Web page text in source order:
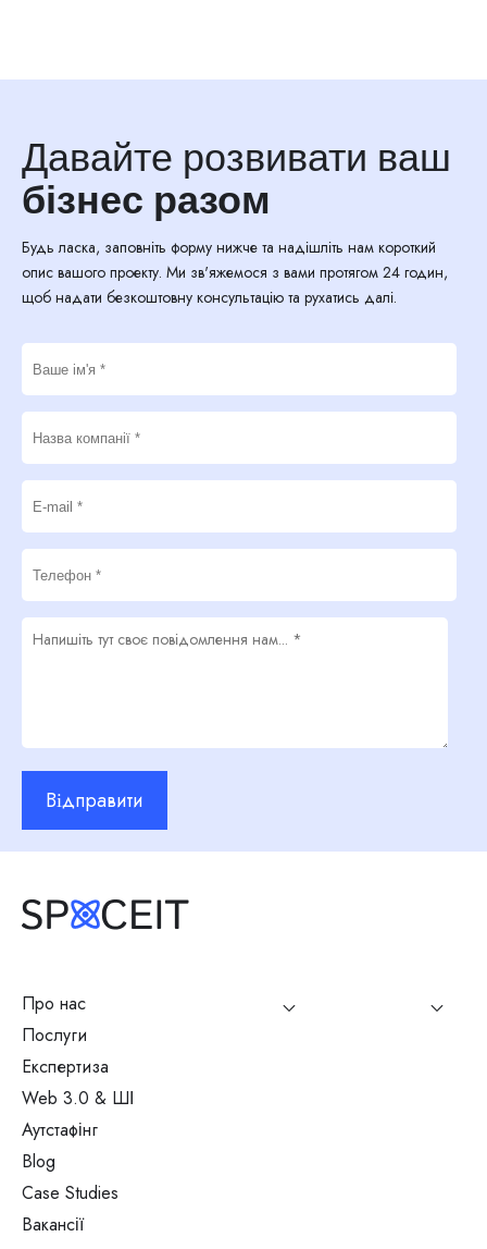
Давайте розвивати ваш
бізнес разом
Будь ласка, заповніть форму нижче та надішліть нам короткий
опис вашого проекту. Ми зв'яжемося з вами протягом 24 годин,
щоб надати безкоштовну консультацію та рухатись далі.
Відправити
Про нас
Послуги
Експертиза
Web 3.0 & ШІ
Аутстафінг
Blog
Case Studies
Вакансії